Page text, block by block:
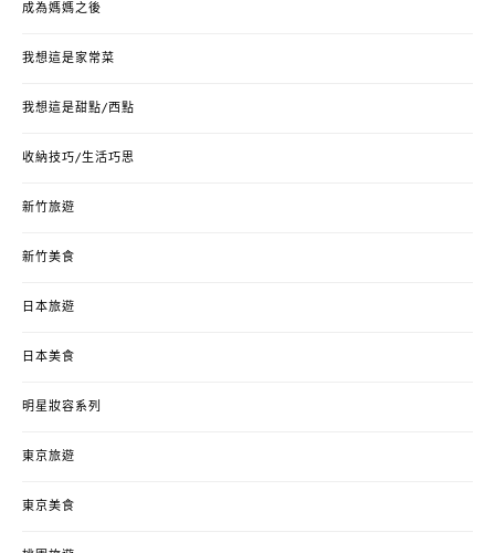
成為媽媽之後
我想這是家常菜
我想這是甜點/西點
收納技巧/生活巧思
新竹旅遊
新竹美食
日本旅遊
日本美食
明星妝容系列
東京旅遊
東京美食